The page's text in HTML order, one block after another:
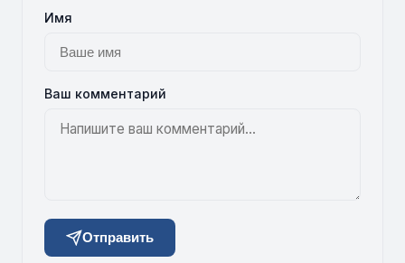
Имя
Ваш комментарий
Отправить